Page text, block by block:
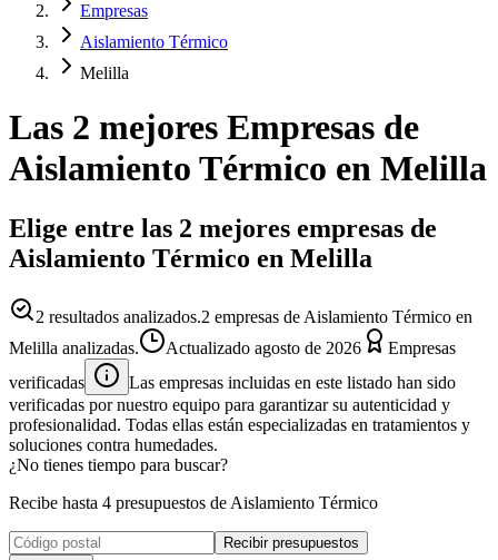
Empresas
Aislamiento Térmico
Melilla
Las 2 mejores Empresas de
Aislamiento Térmico en Melilla
Elige entre las 2 mejores empresas de
Aislamiento Térmico en Melilla
2 resultados analizados.2 empresas de Aislamiento Térmico en
Melilla analizadas.
Actualizado agosto de 2026
Empresas
verificadas
Las empresas incluidas en este listado han sido
verificadas por nuestro equipo para garantizar su autenticidad y
profesionalidad. Todas ellas están especializadas en tratamientos y
soluciones contra humedades.
¿No tienes tiempo para buscar?
Recibe hasta 4 presupuestos de Aislamiento Térmico
Recibir presupuestos